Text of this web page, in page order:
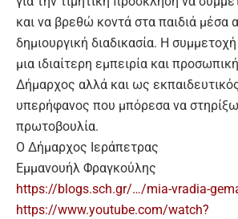
και να βρεθώ κοντά στα παιδιά μέσα
δημιουργική διαδικασία. Η
μια ιδιαίτερη εμπειρία και
Δήμαρχος αλλά και ως
υπερήφανος που μπόρεσα να
πρωτοβουλία.
Ο Δήμαρχος Ιεράπετρας
Εμμανουήλ Φραγκούλης
https://blogs.sch.gr/…/mia-vradia-
https://www.youtube.com/watch?